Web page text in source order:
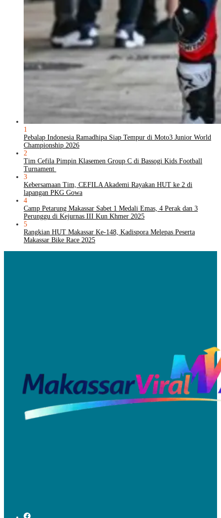
1
Pebalap Indonesia Ramadhipa Siap Tempur di Moto3 Junior World
Championship 2026
2
Tim Cefila Pimpin Klasemen Group C di Bassogi Kids Football
Turnament
3
Kebersamaan Tim, CEFILA Akademi Rayakan HUT ke 2 di
lapangan PKG Gowa
4
Camp Petarung Makassar Sabet 1 Medali Emas, 4 Perak dan 3
Perunggu di Kejurnas III Kun Khmer 2025
5
Rangkian HUT Makassar Ke-148, Kadispora Melepas Peserta
Makassar Bike Race 2025